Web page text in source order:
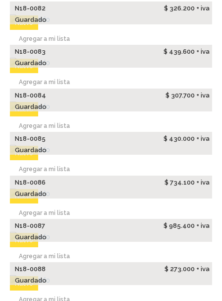
Nuevo
N18-0082
$ 326.200 + iva
Guardado
Agregar a mi lista
Nuevo
N18-0083
$ 439.600 + iva
Guardado
Agregar a mi lista
Nuevo
N18-0084
$ 307.700 + iva
Guardado
Agregar a mi lista
Nuevo
N18-0085
$ 430.000 + iva
Guardado
Agregar a mi lista
Nuevo
N18-0086
$ 734.100 + iva
Guardado
Agregar a mi lista
Nuevo
N18-0087
$ 985.400 + iva
Guardado
Agregar a mi lista
Nuevo
N18-0088
$ 273.000 + iva
Guardado